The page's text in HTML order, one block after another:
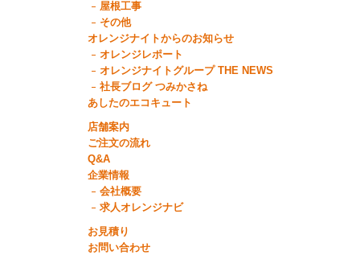
屋根工事
その他
オレンジナイトからのお知らせ
オレンジレポート
オレンジナイトグループ THE NEWS
社長ブログ つみかさね
あしたのエコキュート
店舗案内
ご注文の流れ
Q&A
企業情報
会社概要
求人オレンジナビ
お見積り
お問い合わせ